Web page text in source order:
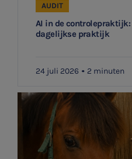
AI in de
dagelijkse praktijk
AUDIT
24 juli 2026 2 minuten